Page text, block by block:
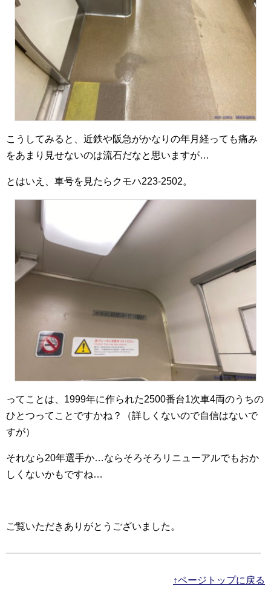
こうしてみると、近鉄や阪急がかなりの年月経っても痛み
をあまり見せないのは流石だなと思いますが…
とはいえ、車号を見たらクモハ223-2502。
ってことは、1999年に作られた2500番台1次車4両のうちの
ひとつってことですかね？（詳しくないので自信はないで
すが）
それなら20年選手か…ならそろそろリニューアルでもおか
しくないかもですね…
ご覧いただきありがとうございました。
↑ページトップに戻る